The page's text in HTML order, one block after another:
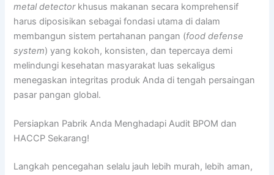
metal detectorkhusus makanan secara komprehensif
harus diposisikan sebagai fondasi utama di dalam
membangun sistem pertahanan pangan (food defense
system) yang kokoh, konsisten, dan tepercaya demi
melindungi kesehatan masyarakat luas sekaligus
menegaskan integritas produk Anda di tengah persaingan
pasar pangan global.
Persiapkan Pabrik Anda Menghadapi Audit BPOM dan
HACCP Sekarang!
Langkah pencegahan selalu jauh lebih murah, lebih aman,